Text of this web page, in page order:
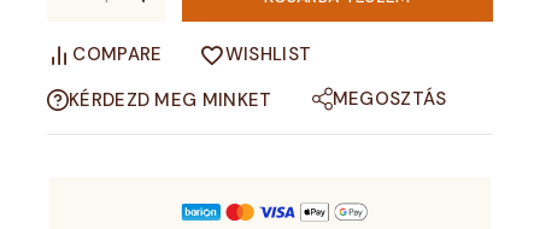
COMPARE
WISHLIST
KÉRDEZD MEG MINKET
MEGOSZTÁS